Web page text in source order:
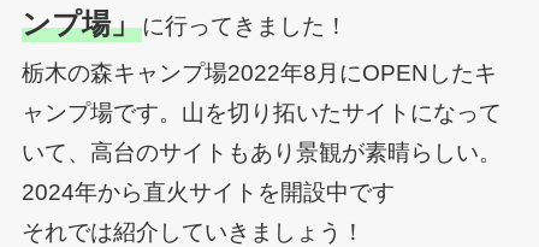
ンプ場」に行ってきました！
栃木の森キャンプ場2022年8月にOPENしたキ
ャンプ場です。山を切り拓いたサイトになって
いて、高台のサイトもあり景観が素晴らしい。
2024年から直火サイトを開設中です
それでは紹介していきましょう！